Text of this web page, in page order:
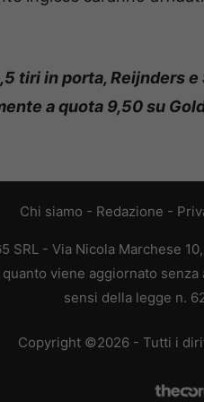
tiri in porta, Reijnders
a quota 9,50 su
Chi siamo - Redazione -
- Via Nicola Marchese
viene aggiornato
sensi della legge n.
Copyright ©2026 - Tutti i